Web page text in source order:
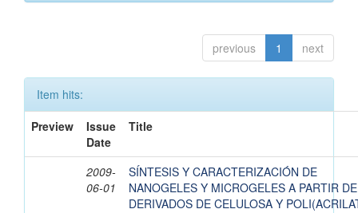
previous 1 next
Item hits:
Preview
Issue
Date
Title
2009-
06-01
SÍNTESIS Y CARACTERIZACIÓN DE
NANOGELES Y MICROGELES A PARTIR DE
DERIVADOS DE CELULOSA Y